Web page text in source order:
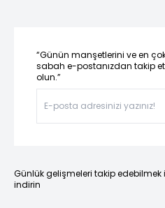
“Günün manşetlerini ve en
sabah e-postanızdan takip
olun.”
Günlük gelişmeleri takip edebilmek
indirin